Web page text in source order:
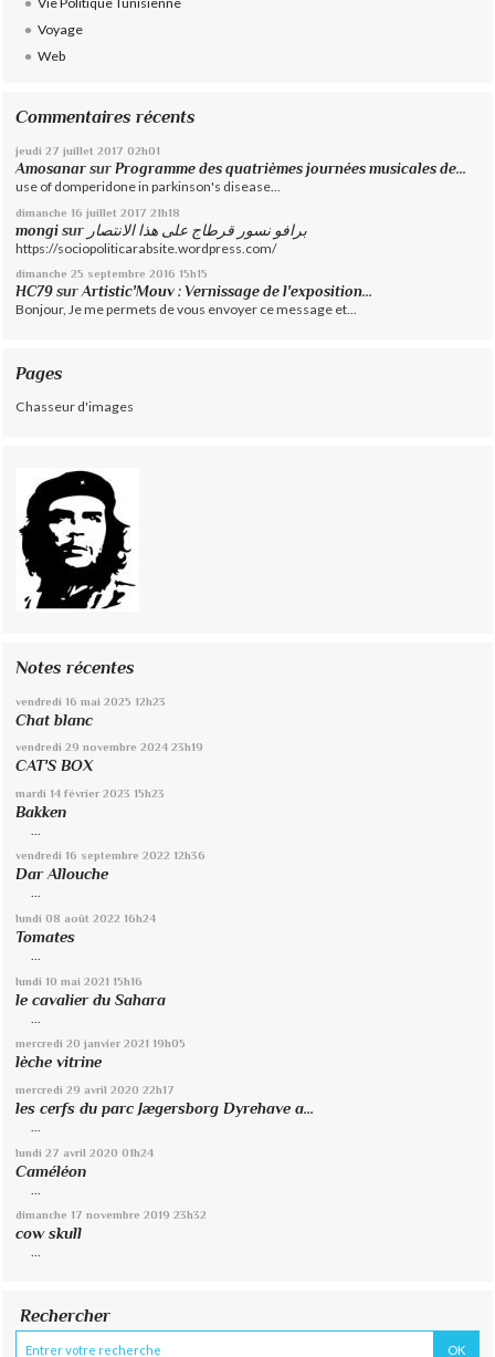
Voyage
Web
Commentaires récents
jeudi 27 juillet 2017 02h01
Amosanar surProgramme des quatrièmes journées musicales de...
use of domperidone in parkinson's disease...
dimanche 16 juillet 2017 21h18
mongi sur برافو نسور قرطاج على هذا الانتصار
https://sociopoliticarabsite.wordpress.com/
dimanche 25 septembre 2016 15h15
HC79 surArtistic'Mouv : Vernissage de l'exposition...
Bonjour, Je me permets de vous envoyer ce message et...
Pages
Chasseur d'images
Notes récentes
vendredi 16 mai 2025 12h23
Chat blanc
vendredi 29 novembre 2024 23h19
CAT'S BOX
mardi 14 février 2023 15h23
Bakken
vendredi 16 septembre 2022 12h36
Dar Allouche
...
lundi 08 août 2022 16h24
Tomates
...
lundi 10 mai 2021 15h16
le cavalier du Sahara
mercredi 20 janvier 2021 19h05
lèche vitrine
mercredi 29 avril 2020 22h17
les cerfs du parc Jægersborg Dyrehave a...
lundi 27 avril 2020 01h24
Caméléon
dimanche 17 novembre 2019 23h32
cow skull
...
Rechercher